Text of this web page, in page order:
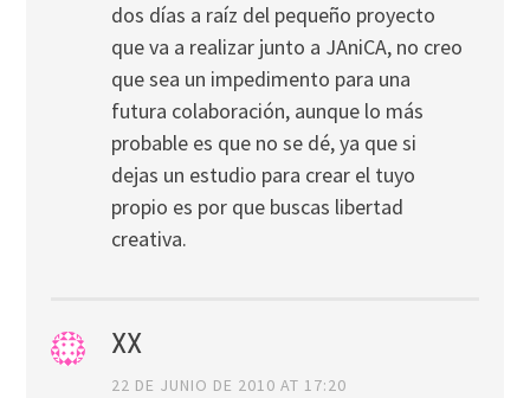
dos días a raíz del pequeño proyecto
que va a realizar junto a JAniCA, no creo
que sea un impedimento para una
futura colaboración, aunque lo más
probable es que no se dé, ya que si
dejas un estudio para crear el tuyo
propio es por que buscas libertad
creativa.
XX
22 DE JUNIO DE 2010 AT 17:20